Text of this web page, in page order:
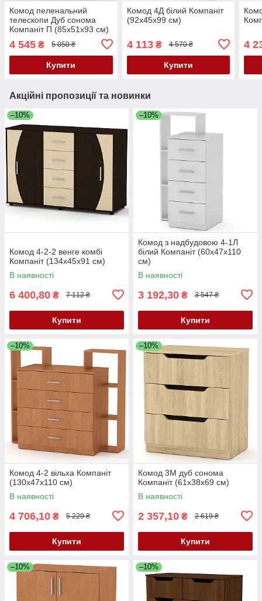
Комод пеленальний
телескопи Дуб сонома
Компаніт П (85х51х93 см)
4 545 ₴ 5 050 ₴
Купити
Комод 4Д білий Компаніт
(92х45х99 см)
4 113₴ 4 570 ₴
Купити
4
Акційні пропозиції та новинки
–10%
Комод 4-2-2 венге комбі
Компаніт (134х45х91 см)
В наявності
6 400,80 ₴ 7 112 ₴
Купити
–10%
Комод з надбудовою 4-1Л
білий Компаніт (60х47х110
см)
В наявності
3 192,30 ₴ 3 547 ₴
Купити
–10%
Комод 4-2 вільха Компаніт
(130х47х110 см)
В наявності
4 706,10 ₴ 5 229 ₴
Купити
–10%
Комод 3М дуб сонома
Компаніт (61х38х69 см)
В наявності
2 357,10 ₴ 2 619 ₴
Купити
–10% –10%